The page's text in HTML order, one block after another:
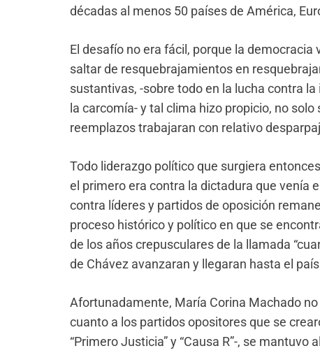
décadas al menos 50 países de América,
El desafío no era fácil, porque la
saltar de resquebrajamientos en
sustantivas, -sobre todo en la lucha contra
la carcomía- y tal clima hizo propicio, no
reemplazos trabajaran con relativo
Todo liderazgo político que surgiera
el primero era contra la dictadura que venía
contra líderes y partidos de oposición
proceso histórico y político en que se
de los años crepusculares de la llamada
de Chávez avanzaran y llegaran hasta el
Afortunadamente, María Corina Machado no
cuanto a los partidos opositores que se
“Primero Justicia” y “Causa R”-, se